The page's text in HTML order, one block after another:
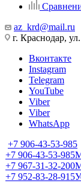
az_krd@mail.ru
г. Краснодар,
Вконтакте
Instagram
Telegram
YouTube
Viber
Viber
WhatsApp
+7 906-43-53-985
+7 906-43-53-985
+7 967-31-32-200
+7 952-83-28-915